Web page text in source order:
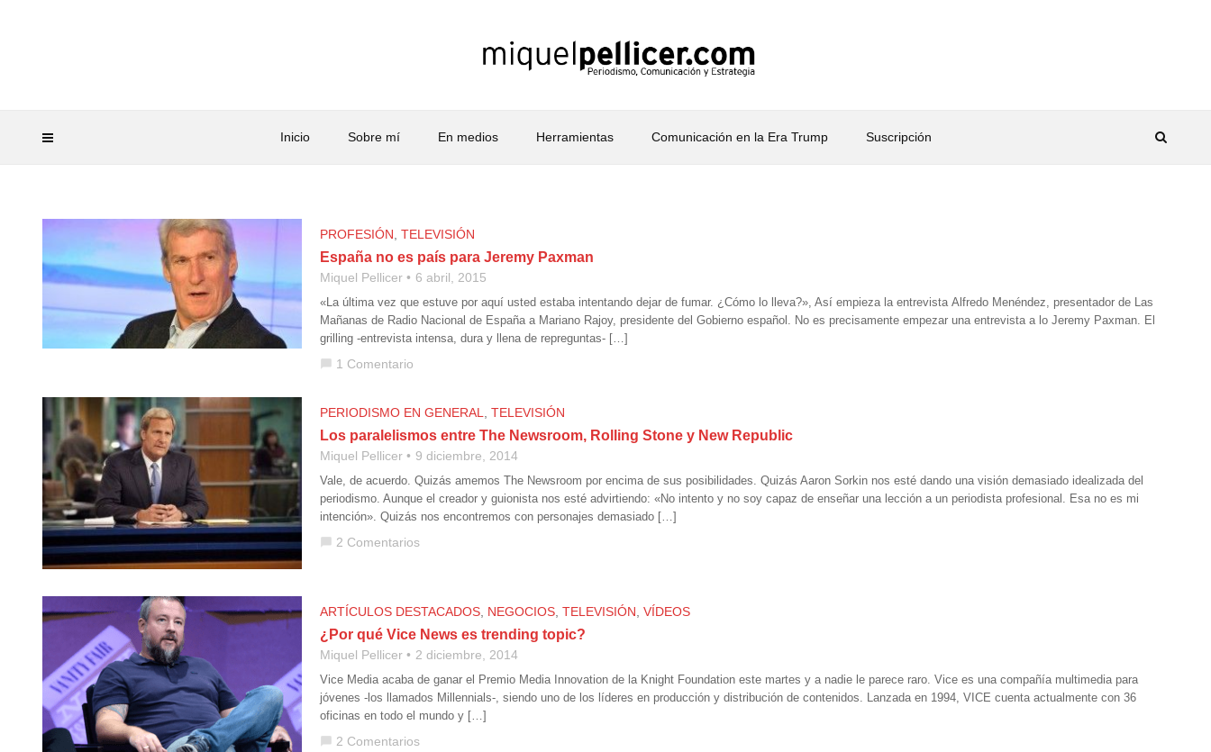
Inicio Sobre mí En medios Herramientas Comunicación en la Era Trump Suscripción
PROFESIÓN TELEVISIÓN
España no es país para Jeremy Paxman
Miquel Pellicer 6 abril, 2015
«La última vez que estuve por aquí usted estaba intentando dejar de fumar. ¿Cómo lo lleva?», Así empieza la entrevista Alfredo Menéndez, presentador de Las
Mañanas de Radio Nacional de España a Mariano Rajoy, presidente del Gobierno español. No es precisamente empezar una entrevista a lo Jeremy Paxman. El
grilling -entrevista intensa, dura y llena de repreguntas- […]
chat_bubble 1 Comentario
PERIODISMO EN GENERAL TELEVISIÓN
Los paralelismos entre The Newsroom, Rolling Stone y New Republic
Miquel Pellicer 9 diciembre, 2014
Vale, de acuerdo. Quizás amemos The Newsroom por encima de sus posibilidades. Quizás Aaron Sorkin nos esté dando una visión demasiado idealizada del
periodismo. Aunque el creador y guionista nos esté advirtiendo: «No intento y no soy capaz de enseñar una lección a un periodista profesional. Esa no es mi
intención». Quizás nos encontremos con personajes demasiado […]
chat_bubble 2 Comentarios
ARTÍCULOS DESTACADOS NEGOCIOS TELEVISIÓN VÍDEOS
¿Por qué Vice News es trending topic?
Miquel Pellicer 2 diciembre, 2014
Vice Media acaba de ganar el Premio Media Innovation de la Knight Foundation este martes y a nadie le parece raro. Vice es una compañía multimedia para
jóvenes -los llamados Millennials-, siendo uno de los líderes en producción y distribución de contenidos. Lanzada en 1994, VICE cuenta actualmente con 36
oficinas en todo el mundo y […]
chat_bubble 2 Comentarios